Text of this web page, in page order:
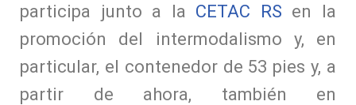
participa junto a la CETAC RS en la
promoción del intermodalismo y, en
particular, el contenedor de 53 pies y, a
partir de ahora, también en